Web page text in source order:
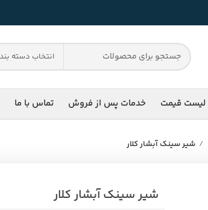
انتخاب دسته
لیست قیمت خدمات پس از فروش تماس با ما
شیر سینک آبشار کلار
شیر سینک آبشار کلار